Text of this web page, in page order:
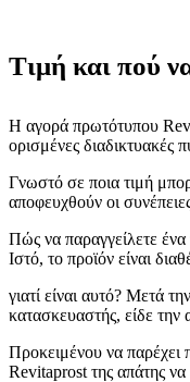
Τιμή και πού
Η αγορά πρωτότυπου
ορισμένες διαδικτυακές
Γνωστό σε ποια τιμή
αποφευχθούν οι
Πώς να παραγγείλετε
Ιστό, το προϊόν είναι
γιατί είναι αυτό? Μετά
κατασκευαστής, είδε την
Προκειμένου να παρέχει
Revitaprost της απάτης να